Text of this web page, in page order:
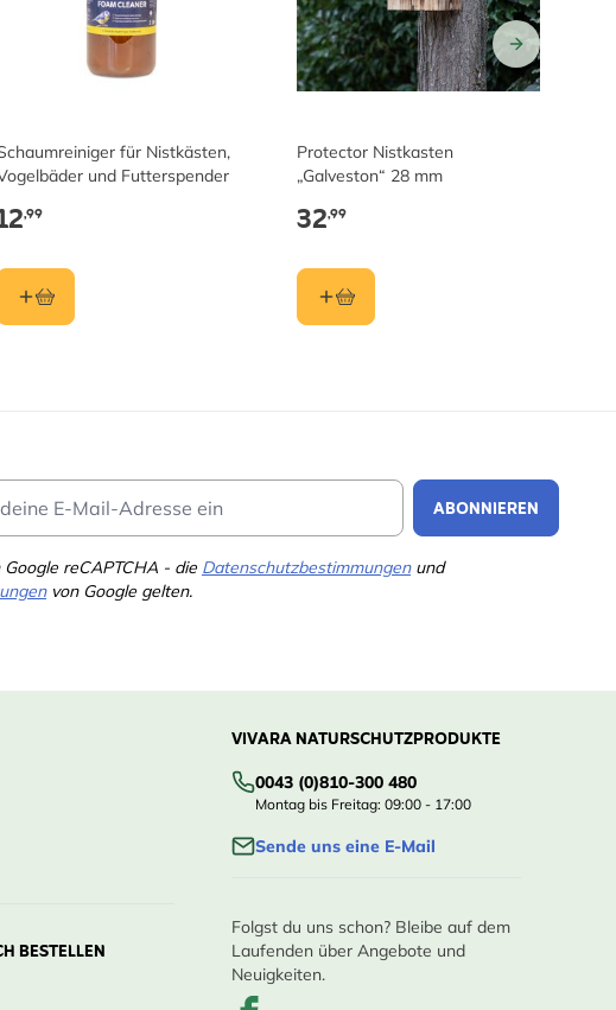
für Nistkästen,
und Futterspender
,99
Protector Nistkasten
„Galveston“ 28 mm
32,99
ABONNIEREN
reCAPTCHA - die Datenschutzbestimmungenund
von Google gelten.
BESTELLEN
VIVARA NATURSCHUTZPRODUKTE
0043 (0)810-300 480
Montag bis Freitag: 09:00 - 17:00
Sende uns eine E-Mail
Folgst du uns schon? Bleibe auf dem
Laufenden über Angebote und
Neuigkeiten.